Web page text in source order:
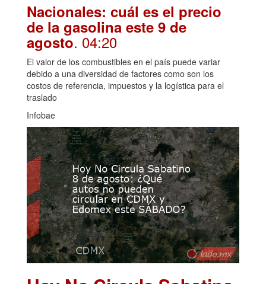
Nacionales: cuál es el precio
de la gasolina este 9 de
agosto. 04:20
El valor de los combustibles en el país puede variar
debido a una diversidad de factores como son los
costos de referencia, impuestos y la logística para el
traslado
Infobae